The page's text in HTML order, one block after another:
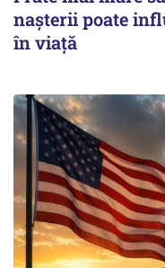
nașterii poate
în viață